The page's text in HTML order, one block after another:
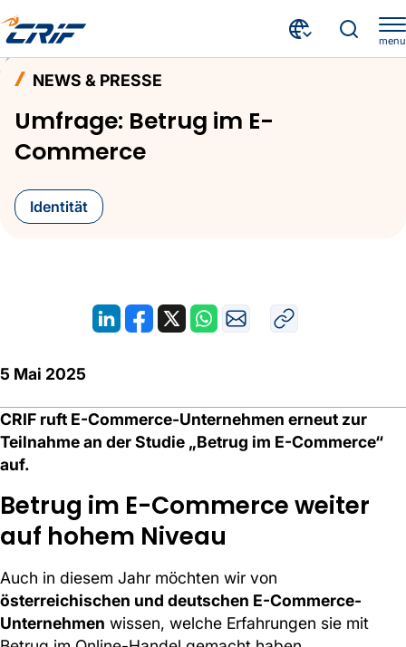
menu
Umfrage: Betrug im E-Commerce
NEWS & PRESSE
Umfrage: Betrug im E-
Commerce
Identität
5 Mai 2025
CRIF ruft E-Commerce-Unternehmen erneut zur
Teilnahme an der Studie „Betrug im E-Commerce“
auf.
Betrug im E-Commerce weiter
auf hohem Niveau
Auch in diesem Jahr möchten wir von
österreichischen und deutschen E-Commerce-
Unternehmen wissen, welche Erfahrungen sie mit